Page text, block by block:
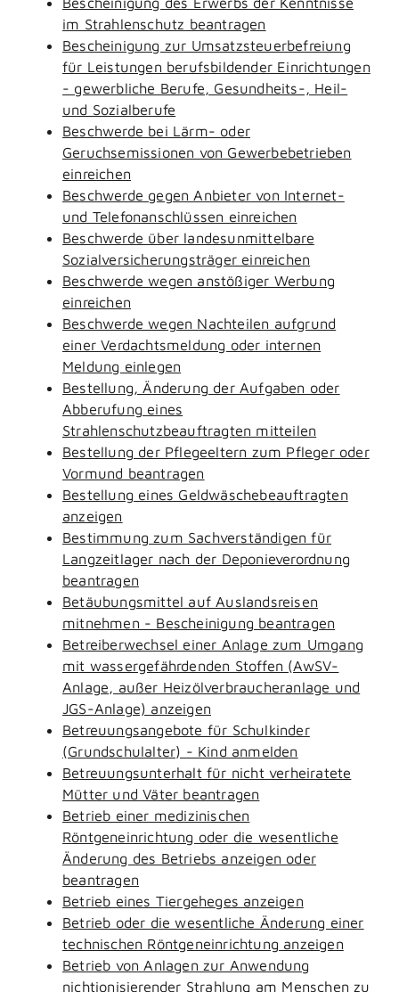
im Strahlenschutz beantragen
Bescheinigung zur Umsatzsteuerbefreiung
für Leistungen berufsbildender Einrichtungen
- gewerbliche Berufe, Gesundheits-, Heil-
und Sozialberufe
Beschwerde bei Lärm- oder
Geruchsemissionen von Gewerbebetrieben
einreichen
Beschwerde gegen Anbieter von Internet-
und Telefonanschlüssen einreichen
Beschwerde über landesunmittelbare
Sozialversicherungsträger einreichen
Beschwerde wegen anstößiger Werbung
einreichen
Beschwerde wegen Nachteilen aufgrund
einer Verdachtsmeldung oder internen
Meldung einlegen
Bestellung, Änderung der Aufgaben oder
Abberufung eines
Strahlenschutzbeauftragten mitteilen
Bestellung der Pflegeeltern zum Pfleger oder
Vormund beantragen
Bestellung eines Geldwäschebeauftragten
anzeigen
Bestimmung zum Sachverständigen für
Langzeitlager nach der Deponieverordnung
beantragen
Betäubungsmittel auf Auslandsreisen
mitnehmen - Bescheinigung beantragen
Betreiberwechsel einer Anlage zum Umgang
mit wassergefährdenden Stoffen (AwSV-
Anlage, außer Heizölverbraucheranlage und
JGS-Anlage) anzeigen
Betreuungsangebote für Schulkinder
(Grundschulalter) - Kind anmelden
Betreuungsunterhalt für nicht verheiratete
Mütter und Väter beantragen
Betrieb einer medizinischen
Röntgeneinrichtung oder die wesentliche
Änderung des Betriebs anzeigen oder
beantragen
Betrieb eines Tiergeheges anzeigen
Betrieb oder die wesentliche Änderung einer
technischen Röntgeneinrichtung anzeigen
Betrieb von Anlagen zur Anwendung
nichtionisierender Strahlung am Menschen zu